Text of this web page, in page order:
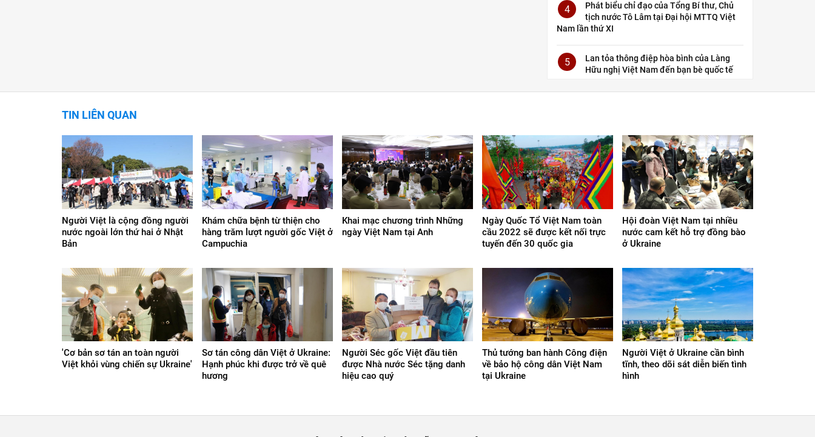
4
Phát biểu chỉ đạo của Tổng Bí thư, Chủ
tịch nước Tô Lâm tại Đại hội MTTQ Việt
Nam lần thứ XI
5
Lan tỏa thông điệp hòa bình của Làng
Hữu nghị Việt Nam đến bạn bè quốc tế
TIN LIÊN QUAN
Người Việt là cộng đồng người
nước ngoài lớn thứ hai ở Nhật
Bản
Khám chữa bệnh từ thiện cho
hàng trăm lượt người gốc Việt ở
Campuchia
Khai mạc chương trình Những
ngày Việt Nam tại Anh
Ngày Quốc Tổ Việt Nam toàn
cầu 2022 sẽ được kết nối trực
tuyến đến 30 quốc gia
Hội đoàn Việt Nam tại nhiều
nước cam kết hỗ trợ đồng bào
ở Ukraine
'Cơ bản sơ tán an toàn người
Việt khỏi vùng chiến sự Ukraine'
Sơ tán công dân Việt ở Ukraine:
Hạnh phúc khi được trở về quê
hương
Người Séc gốc Việt đầu tiên
được Nhà nước Séc tặng danh
hiệu cao quý
Thủ tướng ban hành Công điện
về bảo hộ công dân Việt Nam
tại Ukraine
Người Việt ở Ukraine cần bình
tĩnh, theo dõi sát diễn biến tình
hình